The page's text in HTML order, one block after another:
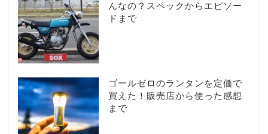
んなの？スペックからエピソー
ドまで
ゴールゼロのランタンを定価で
買えた！販売店から使った感想
まで